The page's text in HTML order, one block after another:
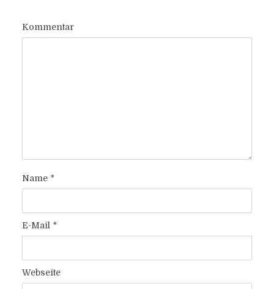
Kommentar
Name*
E-Mail *
Webseite